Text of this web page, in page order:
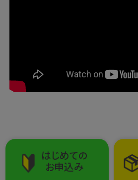
はじめての
お申込み
まとめて売る